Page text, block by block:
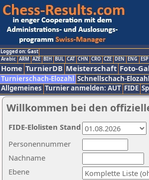
Logged on: Gast
Arabic ARM AZE BIH BUL CAT CHN CRO CZE DEN ENG ESP
Home TurnierDB Meisterschaft Foto-
Turnierschach-Elozahl Schnellschach-Elozahl
Allgemeines Turnier anmelden: AUT FIDE
Willkommen bei den
Nachname
Ebene
Personennummer
FIDE-Elolisten Stand